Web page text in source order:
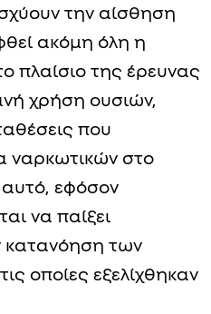
την αίσθηση
ακόμη όλη η
πλαίσιο της έρευνας
χρήση ουσιών,
που
ναρκωτικών στο
αυτό, εφόσον
να παίξει
κατανόηση των
οποίες εξελίχθηκαν